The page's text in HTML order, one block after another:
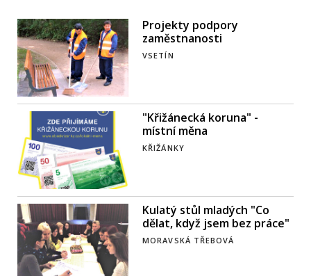
Projekty podpory
zaměstnanosti
VSETÍN
"Křižánecká koruna" -
místní měna
KŘIŽÁNKY
Kulatý stůl mladých "Co
dělat, když jsem bez práce"
MORAVSKÁ TŘEBOVÁ